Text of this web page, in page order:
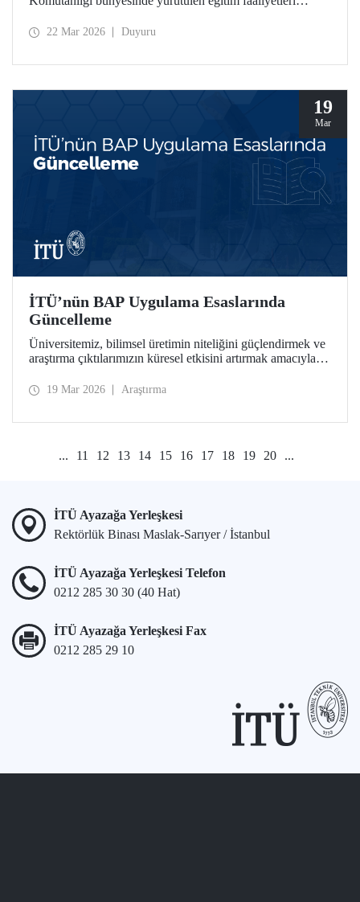
kaza kırıma uğraması sonucu şehit olan Türk Silahlı
22 Mar 2026 Duyuru
19
Mar
İTÜ’nün BAP Uygulama Esaslarında
Güncelleme
Üniversitemiz, bilimsel üretimin niteliğini güçlendirmek ve
araştırma çıktılarımızın küresel etkisini artırmak amacıyla
güncellemeleri hayata geçirdi.
19 Mar 2026 Araştırma
... 11 12 13 14 15 16 17 18 19 20 ...
İTÜ Ayazağa Yerleşkesi
Rektörlük Binası Maslak-Sarıyer / İstanbul
İTÜ Ayazağa Yerleşkesi Telefon
0212 285 30 30 (40 Hat)
İTÜ Ayazağa Yerleşkesi Fax
0212 285 29 10